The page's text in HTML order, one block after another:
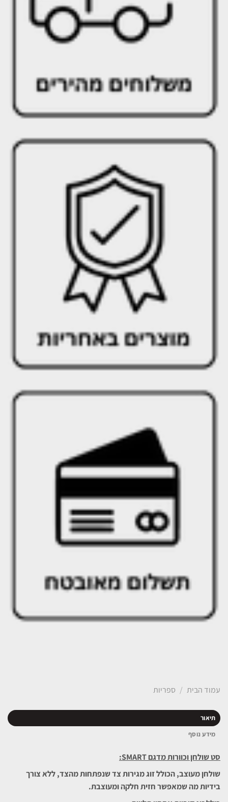
עמוד הבית / ספריות
תיאור
מידע נוסף
סט שולחן וכוורות מדגםSMART
:
שולחן מעוצב, הכולל זוג מגירות צד שנפתחות מהצד, ללא צורך
בידיות מה שמאפשר חזית חלקה ומעוצבת.